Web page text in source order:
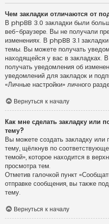
Чем закладки отличаются от
В phpBB 3.0 закладки были
веб-браузере. Вы не получали
изменениях. В phpBB 3.1
темы. Вы можете получать
находящейся у вас в закладках.
получать уведомления об
уведомлений для закладок и
«Личные настройки» личного
Вернуться к началу
Как мне сделать закладку или
тему?
Вы можете создать закладку или
тему, щёлкнув по
темой», которое находится в
просмотра тем.
Отметив галочкой пункт
отправке сообщения, вы также
тему.
Вернуться к началу